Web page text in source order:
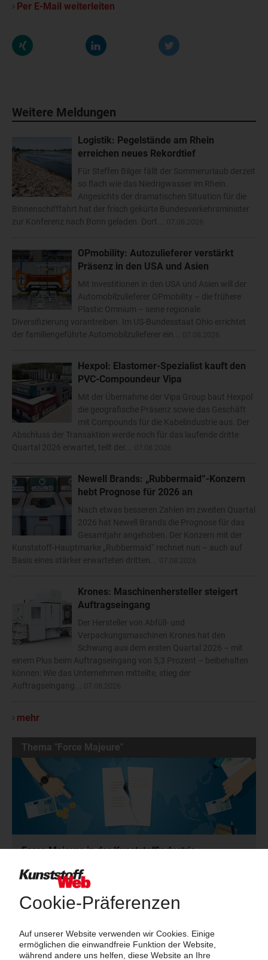
Per E-Mail weiterleiten
Weitere Meldungen
Logistik: Pegelstände am Rhein
erreichen neues Rekordtief
Für Steffen Bilger fällt der Sommerurlaub derzeit
so flach wie das Niedrigwasser im Rhein.
Angesichts der dramatischen Situation für die
Binnenschifffahrt hat der frisch gekürte Bundesverkehrsminister
zur Konferenz nach Bonn geladen. Dort...
OPmobility: Autozulieferer verstärkt
Präsenz in den USA und Asien
Mit Investitionen in den USA und Asien will der
Automobilzulieferer OPmobility – die frühere
Plastic Omnium – seine regionale
Diversifizierung vorantreiben. Im US-Bundesstaat Ohio errichtet
der familiengeführte Automobilzulieferer ein...
Hexpol: Elastomer-Spezialist kauft den
PVC-Compoundeur Vipa
Mit der Übernahme der Vipa Group baut Hexpol
die geografische Präsenz sowie das Geschäft
mit Compounds für die Kabelindustrie aus. Der
Abschluss der Transaktion werde noch für das laufende dritte
Quartal 2026 erwartet, teilt der...
Newell Brands: „Rubbermaid“-Konzern
hebt Prognose für 2026 an
Nach etwas besseren Zahlen im zweiten Quartal
2026 hat Newell Brands die Prognose für das
Gesamtjahr angehoben. Der Konzern mit der
Kunststoff-Hauptmarke „Rubbermaid“ rechnet nun – auch auf
Basis eines stärker erwarteten dritten...
Krones: Maschinenhersteller steigert
Auftragseingang
Der Hersteller von Abfüll- und
Verpackungsmaschinen Krones hat den
Schwung aus dem ersten Quartal 2026 – mit
einem Plus beim Auftragseingang von 5,3 Prozent – beibehalten
können: Wie das Unternehmen mitteilte, stieg der
Auftragseingang...
mehr
Thema "Force Majeure"
Force Majeure in der Kunststoffindustrie
Fragen und Antworten: Was Kunst­stoff­verarbeiter wissen müssen,
wenn der Lieferant nicht mehr liefert – Informationen zum
Themenkomplex Force Majeure, Corona und Kunststoff-
Preisentwicklung sowie Tipps für die Praxis.